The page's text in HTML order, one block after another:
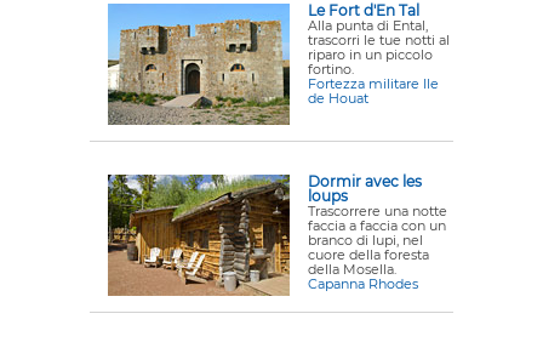
Le Fort d'En Tal
Alla punta di Ental,
trascorri le tue notti al
riparo in un piccolo
fortino.
Fortezza militare Ile
de Houat
Dormir avec les
loups
Trascorrere una notte
faccia a faccia con un
branco di lupi, nel
cuore della foresta
della Mosella.
Capanna Rhodes